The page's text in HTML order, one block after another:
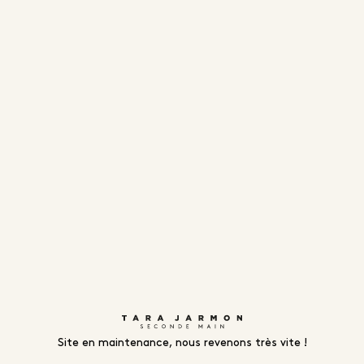
Site en maintenance, nous revenons très vite !